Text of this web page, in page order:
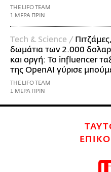
THE LIFO TEAM
1 ΜΕΡΑ ΠΡΙΝ
Τech & Science / Πιτζάμες,
δωμάτια των 2.000
και οργή: Το influencer
της OpenAI γύρισε
THE LIFO TEAM
1 ΜΕΡΑ ΠΡΙΝ